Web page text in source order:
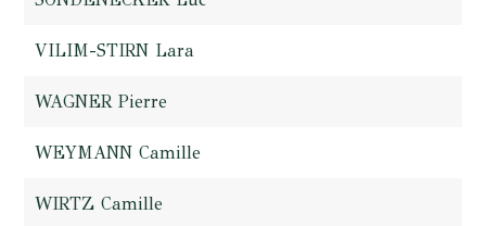
VILIM-STIRN Lara
WAGNER Pierre
WEYMANN Camille
WIRTZ Camille